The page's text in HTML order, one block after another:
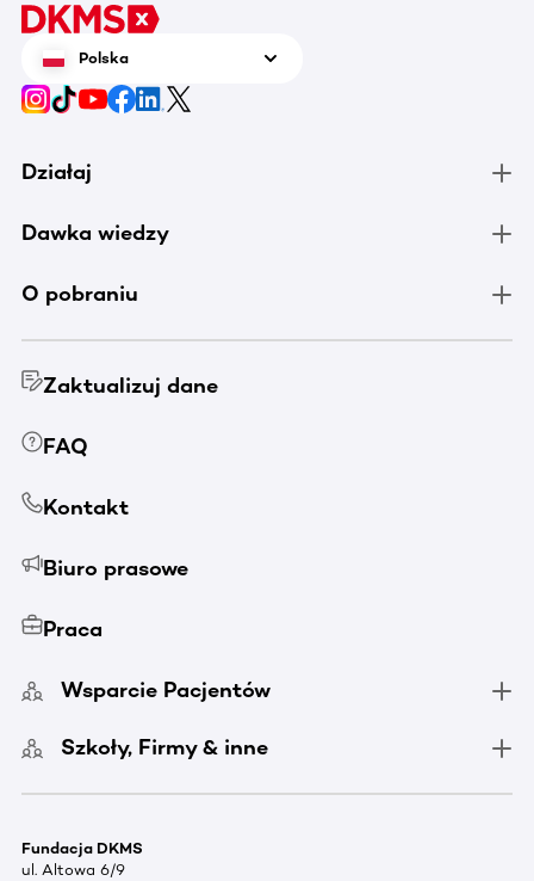
Polska
Działaj
Dawka wiedzy
O pobraniu
Zaktualizuj dane
FAQ
Kontakt
Biuro prasowe
Praca
Wsparcie Pacjentów
Szkoły, Firmy & inne
Fundacja DKMS
ul. Altowa 6/9